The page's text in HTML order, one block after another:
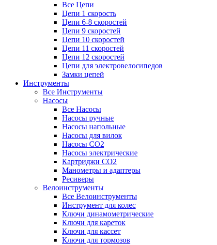
Все Цепи
Цепи 1 скорость
Цепи 6-8 скоростей
Цепи 9 скоростей
Цепи 10 скоростей
Цепи 11 скоростей
Цепи 12 скоростей
Цепи для электровелосипедов
Замки цепей
Инструменты
Все Инструменты
Насосы
Все Насосы
Насосы ручные
Насосы напольные
Насосы для вилок
Насосы CO2
Насосы электрические
Картриджи CO2
Манометры и адаптеры
Ресиверы
Велоинструменты
Все Велоинструменты
Инструмент для колес
Ключи динамометрические
Ключи для кареток
Ключи для кассет
Ключи для тормозов